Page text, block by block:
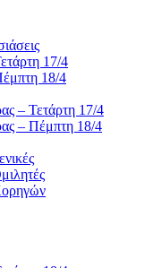
17/4
18/4
– Τετάρτη 17/4
– Πέμπτη 18/4